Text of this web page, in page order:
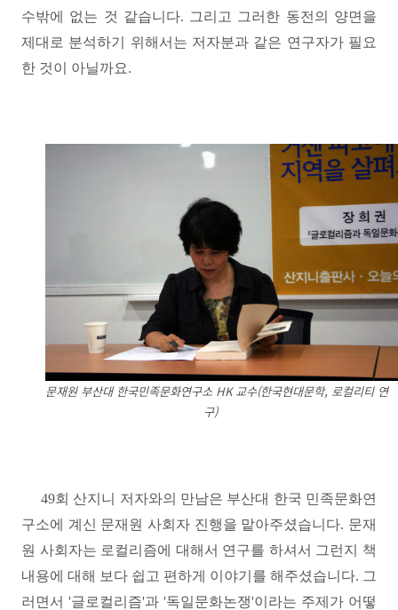
수밖에 없는 것 같습니다. 그리고 그러한 동전의 양면을
제대로 분석하기 위해서는 저자분과 같은 연구자가 필요
한 것이 아닐까요.
문재원 부산대 한국민족문화연구소 HK 교수(한국현대문학, 로컬리티 연
구)
49회 산지니 저자와의 만남은 부산대 한국 민족문화연
구소에 계신 문재원 사회자 진행을 맡아주셨습니다. 문재
원 사회자는 로컬리즘에 대해서 연구를 하셔서 그런지 책
내용에 대해 보다 쉽고 편하게 이야기를 해주셨습니다. 그
러면서 '글로컬리즘'과 '독일문화논쟁'이라는 주제가 어떻